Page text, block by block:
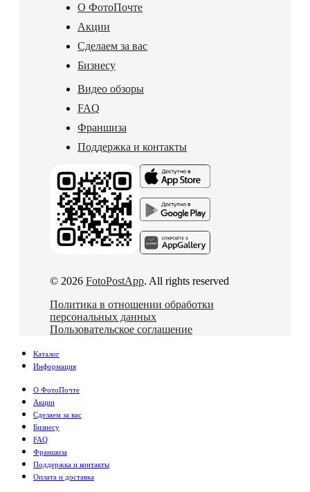
О ФотоПочте
Акции
Сделаем за вас
Бизнесу
Видео обзоры
FAQ
Франшиза
Поддержка и контакты
© 2026 FotoPostApp. All rights reserved
Политика в отношении обработки
персональных данных
Пользовательское соглашение
Каталог
Информация
О ФотоПочте
Акции
Сделаем за вас
Бизнесу
FAQ
Франшиза
Поддержка и контакты
Оплата и доставка